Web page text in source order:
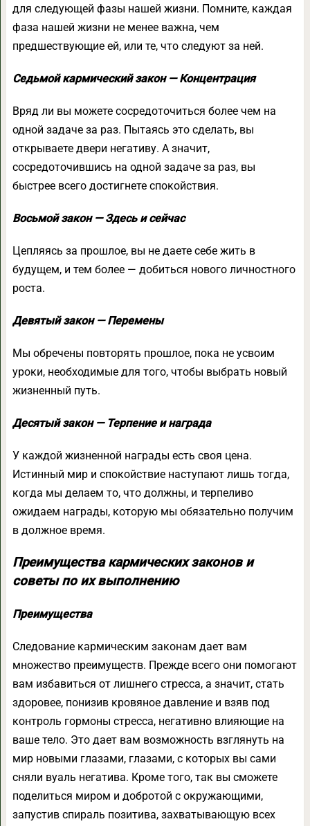
для следующей фазы нашей жизни. Помните, каждая
фаза нашей жизни не менее важна, чем
предшествующие ей, или те, что следуют за ней.
Седьмой кармический закон — Концентрация
Вряд ли вы можете сосредоточиться более чем на
одной задаче за раз. Пытаясь это сделать, вы
открываете двери негативу. А значит,
сосредоточившись на одной задаче за раз, вы
быстрее всего достигнете спокойствия.
Восьмой закон — Здесь и сейчас
Цепляясь за прошлое, вы не даете себе жить в
будущем, и тем более — добиться нового личностного
роста.
Девятый закон — Перемены
Мы обречены повторять прошлое, пока не усвоим
уроки, необходимые для того, чтобы выбрать новый
жизненный путь.
Десятый закон — Терпение и награда
У каждой жизненной награды есть своя цена.
Истинный мир и спокойствие наступают лишь тогда,
когда мы делаем то, что должны, и терпеливо
ожидаем награды, которую мы обязательно получим
в должное время.
Преимущества кармических законов и
советы по их выполнению
Преимущества
Следование кармическим законам дает вам
множество преимуществ. Прежде всего они помогают
вам избавиться от лишнего стресса, а значит, стать
здоровее, понизив кровяное давление и взяв под
контроль гормоны стресса, негативно влияющие на
ваше тело. Это дает вам возможность взглянуть на
мир новыми глазами, глазами, с которых вы сами
сняли вуаль негатива. Кроме того, так вы сможете
поделиться миром и добротой с окружающими,
запустив спираль позитива, захватывающую всех